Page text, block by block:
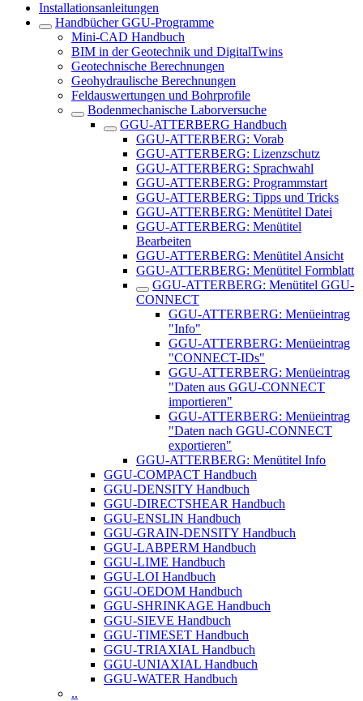
Installationsanleitungen
Handbücher GGU-Programme
Mini-CAD Handbuch
BIM in der Geotechnik und DigitalTwins
Geotechnische Berechnungen
Geohydraulische Berechnungen
Feldauswertungen und Bohrprofile
Bodenmechanische Laborversuche
GGU-ATTERBERG Handbuch
GGU-ATTERBERG: Vorab
GGU-ATTERBERG: Lizenzschutz
GGU-ATTERBERG: Sprachwahl
GGU-ATTERBERG: Programmstart
GGU-ATTERBERG: Tipps und Tricks
GGU-ATTERBERG: Menütitel Datei
GGU-ATTERBERG: Menütitel
Bearbeiten
GGU-ATTERBERG: Menütitel Ansicht
GGU-ATTERBERG: Menütitel Formblatt
GGU-ATTERBERG: Menütitel GGU-
CONNECT
GGU-ATTERBERG: Menüeintrag
"Info"
GGU-ATTERBERG: Menüeintrag
"CONNECT-IDs"
GGU-ATTERBERG: Menüeintrag
"Daten aus GGU-CONNECT
importieren"
GGU-ATTERBERG: Menüeintrag
"Daten nach GGU-CONNECT
exportieren"
GGU-ATTERBERG: Menütitel Info
GGU-COMPACT Handbuch
GGU-DENSITY Handbuch
GGU-DIRECTSHEAR Handbuch
GGU-ENSLIN Handbuch
GGU-GRAIN-DENSITY Handbuch
GGU-LABPERM Handbuch
GGU-LIME Handbuch
GGU-LOI Handbuch
GGU-OEDOM Handbuch
GGU-SHRINKAGE Handbuch
GGU-SIEVE Handbuch
GGU-TIMESET Handbuch
GGU-TRIAXIAL Handbuch
GGU-UNIAXIAL Handbuch
GGU-WATER Handbuch
..